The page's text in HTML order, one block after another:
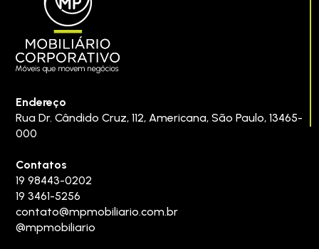
Endereço
Rua Dr. Cândido Cruz, 112,Americana,São Paulo,13465-
000
Contatos
19 98443-0202
19 3461-5256
contato@mpmobiliario.com.br
@mpmobiliario